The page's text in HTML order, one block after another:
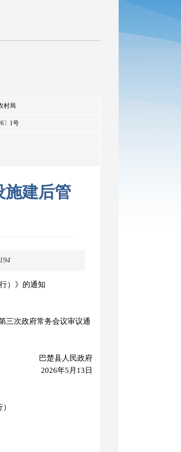
村局
〕1号
施建后管
） 》的通知
三次政府常务会议审议通
巴楚县人民政府
2026年5月13日